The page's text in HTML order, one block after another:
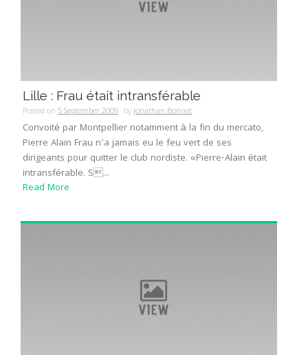
Lille : Frau était intransférable
Posted on 5 September 2009 byJonathan Bonnet
Convoité par Montpellier notamment à la fin du mercato,
Pierre Alain Frau n’a jamais eu le feu vert de ses
dirigeants pour quitter le club nordiste. «Pierre-Alain était
intransférable. S...
Read More